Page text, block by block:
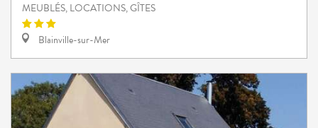
MEUBLÉS, LOCATIONS, GÎTES
Blainville-sur-Mer